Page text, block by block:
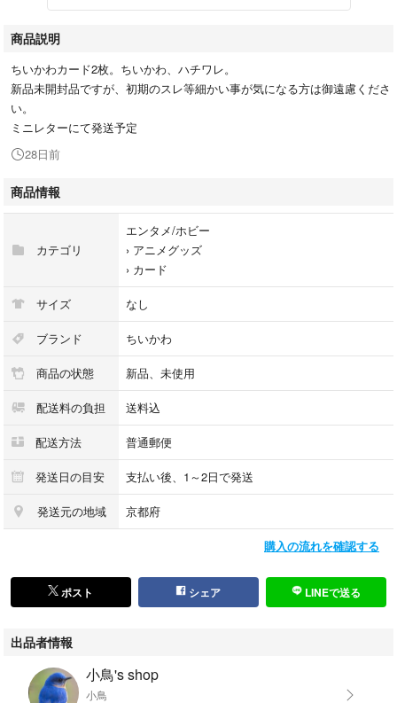
商品説明
ちいかわカード2枚。ちいかわ、ハチワレ。
新品未開封品ですが、初期のスレ等細かい事が気になる方は御遠慮くださ
い。
ミニレターにて発送予定
28日前
商品情報
カテゴリ
エンタメ/ホビー
› アニメグッズ
› カード
サイズ なし
ブランド ちいかわ
商品の状態 新品、未使用
配送料の負担 送料込
配送方法 普通郵便
発送日の目安 支払い後、1～2日で発送
発送元の地域 京都府
購入の流れを確認する
ポスト シェア LINEで送る
出品者情報
小鳥's shop
小鳥